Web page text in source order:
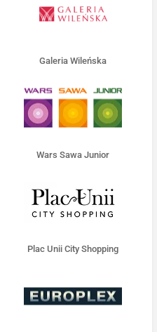
Galeria Wileńska
Wars Sawa Junior
Plac Unii City Shopping